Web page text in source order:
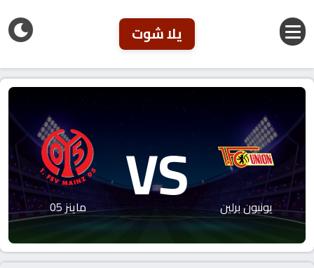
يلا شوت
يونيون برلين VS ماينز 05